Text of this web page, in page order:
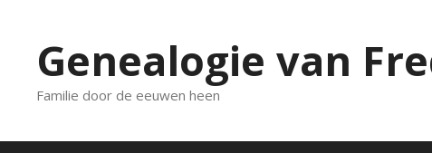
inhoudGenealogie van
Familie door de eeuwen heen